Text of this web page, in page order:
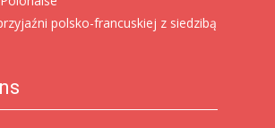
polsko-francuskiej z siedzibą